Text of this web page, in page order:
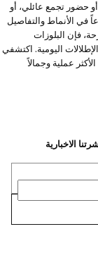
حضور تجمع عائلي، أو
في الأنماط والتفاصيل
فإن البلوزات
اليومية. اكتشفي
عملية وجمالاً